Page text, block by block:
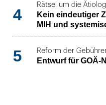
4
Rätsel um die
Kein eindeutiger
MIH und
5 Reform der
Entwurf für GOÄ-